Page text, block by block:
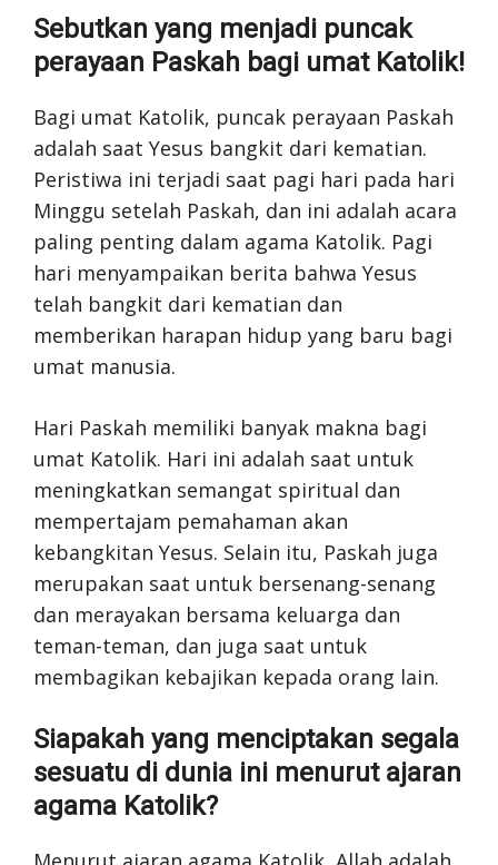
Sebutkan yang menjadi puncak
perayaan Paskah bagi umat Katolik!
Bagi umat Katolik, puncak perayaan Paskah
adalah saat Yesus bangkit dari kematian.
Peristiwa ini terjadi saat pagi hari pada hari
Minggu setelah Paskah, dan ini adalah acara
paling penting dalam agama Katolik. Pagi
hari menyampaikan berita bahwa Yesus
telah bangkit dari kematian dan
memberikan harapan hidup yang baru bagi
umat manusia.
Hari Paskah memiliki banyak makna bagi
umat Katolik. Hari ini adalah saat untuk
meningkatkan semangat spiritual dan
mempertajam pemahaman akan
kebangkitan Yesus. Selain itu, Paskah juga
merupakan saat untuk bersenang-senang
dan merayakan bersama keluarga dan
teman-teman, dan juga saat untuk
membagikan kebajikan kepada orang lain.
Siapakah yang menciptakan segala
sesuatu di dunia ini menurut ajaran
agama Katolik?